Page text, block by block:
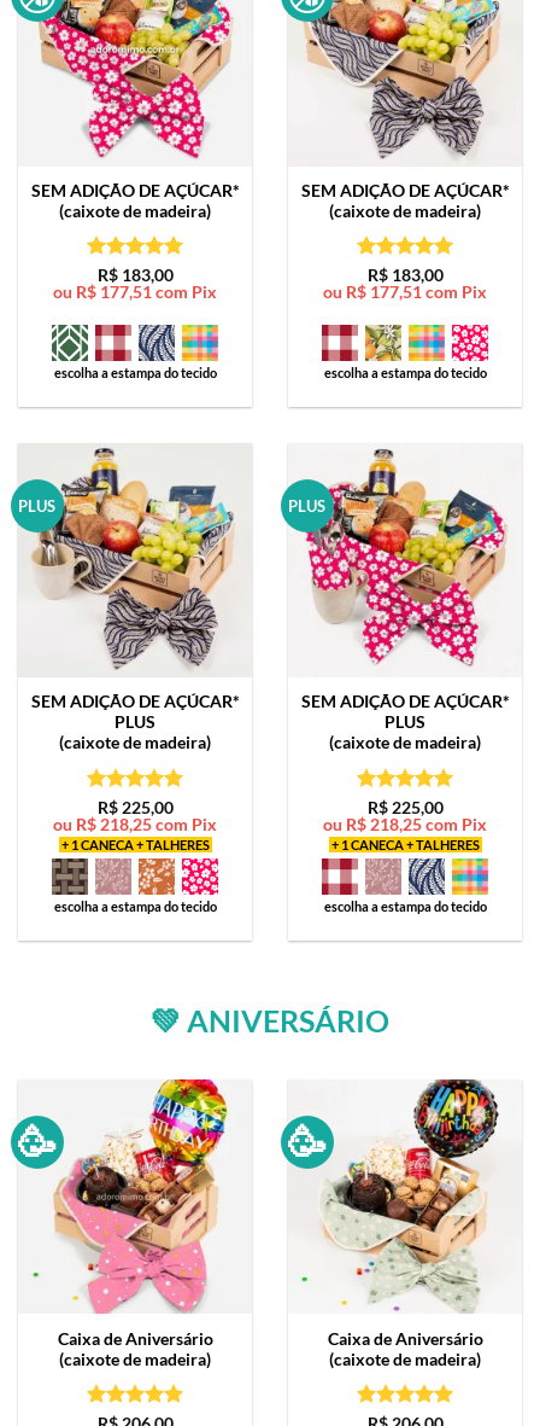
SEM ADIÇÃO DE AÇÚCAR*
(caixote de madeira)
Avaliação5
de 5
R$183,00
ou R$ 177,51com Pix
escolha a estampa do tecido
SEM ADIÇÃO DE AÇÚCAR*
(caixote de madeira)
Avaliação5
de 5
R$183,00
ou R$ 177,51com Pix
escolha a estampa do tecido
PLUS
SEM ADIÇÃO DE AÇÚCAR*
PLUS
(caixote de madeira)
Avaliação5
de 5
R$225,00
ou R$ 218,25com Pix
+ 1 CANECA + TALHERES
escolha a estampa do tecido
PLUS
SEM ADIÇÃO DE AÇÚCAR*
PLUS
(caixote de madeira)
Avaliação5
de 5
R$225,00
ou R$ 218,25com Pix
+ 1 CANECA + TALHERES
escolha a estampa do tecido
💚 ANIVERSÁRIO
🥳
Caixa deAniversário
(caixote de madeira)
🥳
Caixa deAniversário
(caixote de madeira)